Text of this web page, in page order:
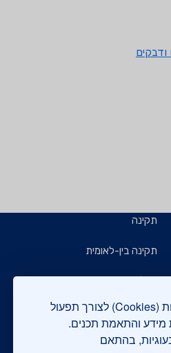
אתר מכון התקנים הישראלי עושה שימוש בקבצי עוגיות (Cookies) לצורך תפעול
מידע והתאמת תכנים.
בהתאם
תקינה
תקינה בין-לאומית
קבלנים ויזמים
תעשיינים
בדיקות